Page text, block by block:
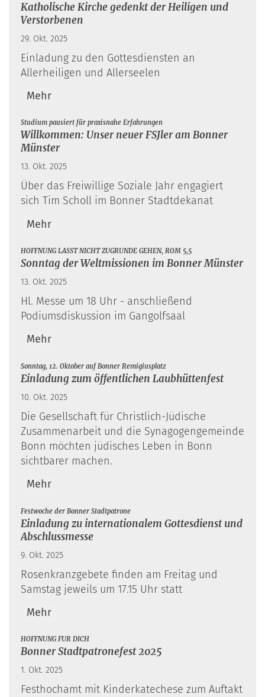
Katholische Kirche gedenkt der Heiligen und
Verstorbenen
29. Okt. 2025
Einladung zu den Gottesdiensten an
Allerheiligen und Allerseelen
Mehr
Studium pausiert für praxisnahe Erfahrungen
Willkommen: Unser neuer FSJler am Bonner
Münster
13. Okt. 2025
Über das Freiwillige Soziale Jahr engagiert
sich Tim Scholl im Bonner Stadtdekanat
Mehr
HOFFNUNG LÄSST NICHT ZUGRUNDE GEHEN, RÖM 5,5:
Sonntag der Weltmissionen im Bonner Münster
13. Okt. 2025
Hl. Messe um 18 Uhr - anschließend
Podiumsdiskussion im Gangolfsaal
Mehr
Sonntag, 12. Oktober auf Bonner Remigiusplatz:
Einladung zum öffentlichen Laubhüttenfest
10. Okt. 2025
Die Gesellschaft für Christlich-Jüdische
Zusammenarbeit und die Synagogengemeinde
Bonn möchten jüdisches Leben in Bonn
sichtbarer machen.
Mehr
Festwoche der Bonner Stadtpatrone:
Einladung zu internationalem Gottesdienst und
Abschlussmesse
9. Okt. 2025
Rosenkranzgebete finden am Freitag und
Samstag jeweils um 17.15 Uhr statt
Mehr
HOFFNUNG FÜR DICH:
Bonner Stadtpatronefest 2025
1. Okt. 2025
Festhochamt mit Kinderkatechese zum Auftakt